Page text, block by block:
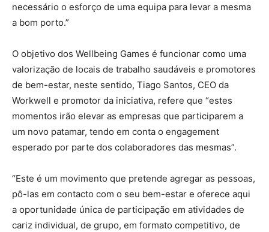
necessário o esforço de uma equipa para levar a mesma
a bom porto.”
O objetivo dos Wellbeing Games é funcionar como uma
valorização de locais de trabalho saudáveis e promotores
de bem-estar, neste sentido, Tiago Santos, CEO da
Workwell e promotor da iniciativa, refere que “estes
momentos irão elevar as empresas que participarem a
um novo patamar, tendo em conta o engagement
esperado por parte dos colaboradores das mesmas”.
“Este é um movimento que pretende agregar as pessoas,
pô-las em contacto com o seu bem-estar e oferece aqui
a oportunidade única de participação em atividades de
cariz individual, de grupo, em formato competitivo, de